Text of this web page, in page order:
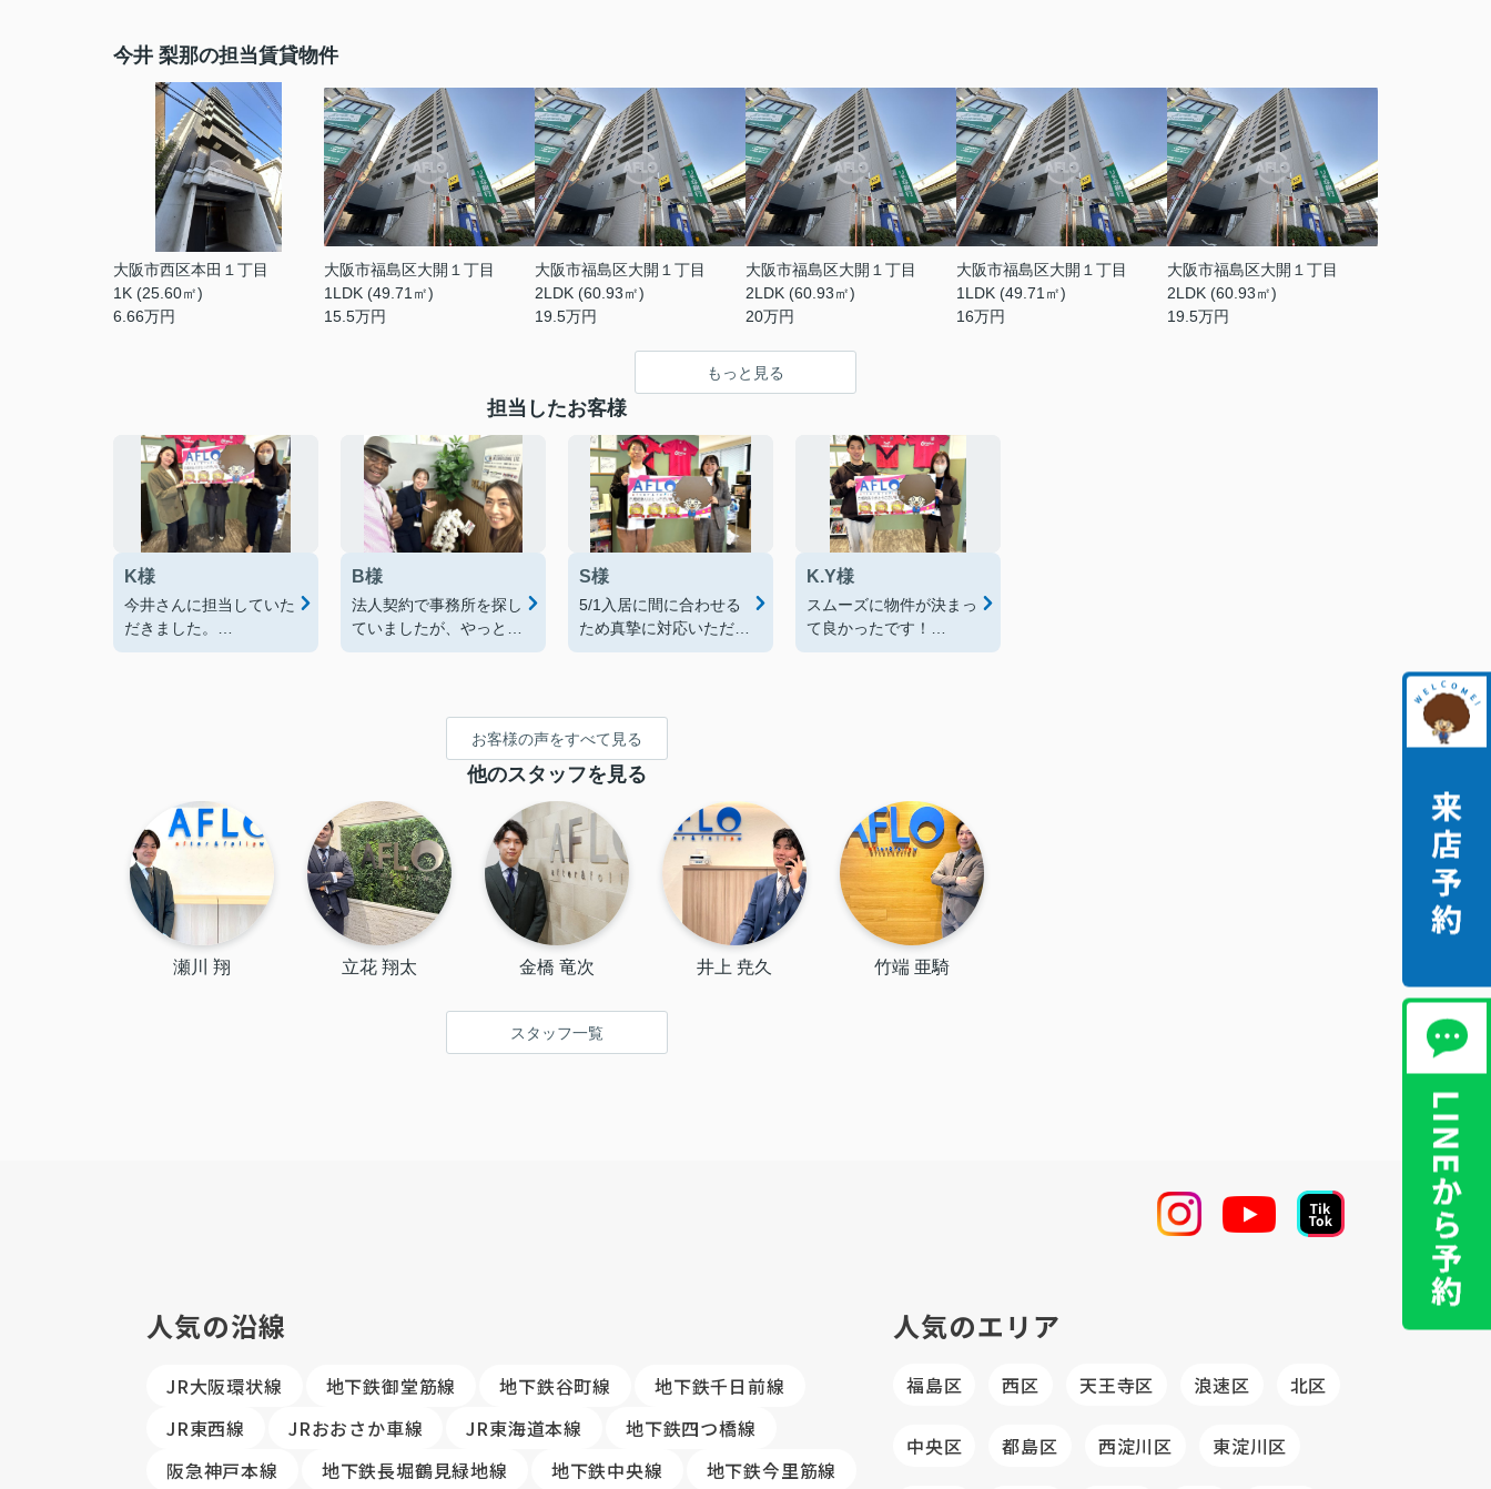
今井 梨那の担当賃貸物件
大阪市西区本田１丁目
1K (25.60㎡)
6.66万円
大阪市福島区大開１丁目
1LDK (49.71㎡)
15.5万円
大阪市福島区大開１丁目
2LDK (60.93㎡)
19.5万円
大阪市福島区大開１丁目
2LDK (60.93㎡)
20万円
大阪市福島区大開１丁目
1LDK (49.71㎡)
16万円
大阪市福島区大開１丁目
2LDK (60.93㎡)
19.5万円
もっと見る
担当したお客様
K様
今井さんに担当していた
だきました。
満足の行くお部屋を紹介
B様
法人契約で事務所を探し
ていましたが、やっと納
得のいく物件が見つかり
S様
5/1入居に間に合わせる
ため真摯に対応いただき
ました。
ました。
ありがとうございまし
た！
K.Y様
スムーズに物件が決まっ
て良かったです！
スタッフさんもみなさん
お客様の声をすべて見る
他のスタッフを見る
瀬川 翔 立花 翔太 金橋 竜次 井上 尭久 竹端 亜騎
スタッフ一覧
人気の沿線
JR大阪環状線 地下鉄御堂筋線 地下鉄谷町線
地下鉄千日前線
JR東西線
JRおおさか車線 JR東海道本線
地下鉄四つ橋線
阪急神戸本線
地下鉄長堀鶴見緑地線 地下鉄中央線
地下鉄今里筋線
人気のエリア
福島区 西区 天王寺区 浪速区 北区
中央区 都島区 西淀川区 東淀川区